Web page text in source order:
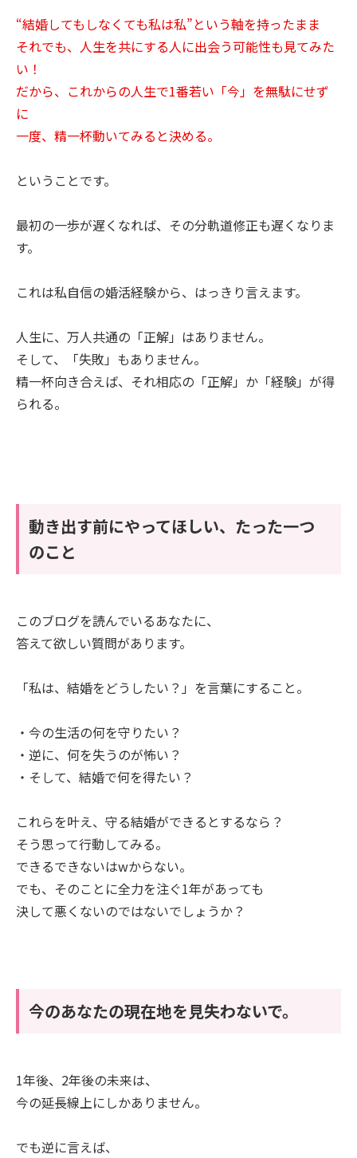
“結婚してもしなくても私は私”という軸を持ったまま
それでも、人生を共にする人に出会う可能性も見てみた
い！
だから、これからの人生で1番若い「今」を無駄にせず
に
一度、精一杯動いてみると決める。
ということです。
最初の一歩が遅くなれば、その分軌道修正も遅くなりま
す。
これは私自信の婚活経験から、はっきり言えます。
人生に、万人共通の「正解」はありません。
そして、「失敗」もありません。
精一杯向き合えば、それ相応の「正解」か「経験」が得
られる。
動き出す前にやってほしい、たった一つ
のこと
このブログを読んでいるあなたに、
答えて欲しい質問があります。
「私は、結婚をどうしたい？」を言葉にすること。
・今の生活の何を守りたい？
・逆に、何を失うのが怖い？
・そして、結婚で何を得たい？
これらを叶え、守る結婚ができるとするなら？
そう思って行動してみる。
できるできないはwからない。
でも、そのことに全力を注ぐ1年があっても
決して悪くないのではないでしょうか？
今のあなたの現在地を見失わないで。
1年後、2年後の未来は、
今の延長線上にしかありません。
でも逆に言えば、